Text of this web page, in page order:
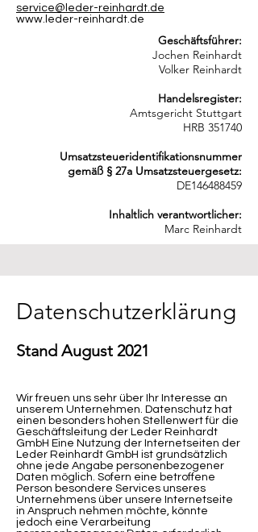
service@leder-reinhardt.de
www.leder-reinhardt.de
Geschäftsführer:
Jochen Reinhardt
Volker Reinhardt
Handelsregister:
Amtsgericht Stuttgart
HRB 351740
Umsatzsteueridentifikationsnummer
gemäß § 27a Umsatzsteuergesetz:
DE146488459
Inhaltlich verantwortlicher:
Marc Reinhardt
Datenschutzerklärung
Stand August 2021
Wir freuen uns sehr über Ihr Interesse an
unserem Unternehmen. Datenschutz hat
einen besonders hohen Stellenwert für die
Geschäftsleitung der Leder Reinhardt
GmbH Eine Nutzung der Internetseiten der
Leder Reinhardt GmbH ist grundsätzlich
ohne jede Angabe personenbezogener
Daten möglich. Sofern eine betroffene
Person besondere Services unseres
Unternehmens über unsere Internetseite
in Anspruch nehmen möchte, könnte
jedoch eine Verarbeitung